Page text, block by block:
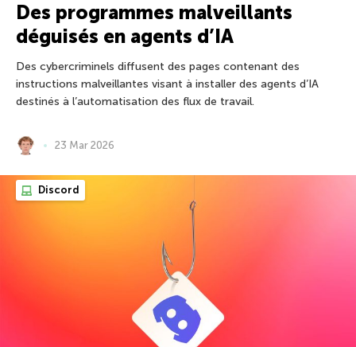
Des programmes malveillants
déguisés en agents d’IA
Des cybercriminels diffusent des pages contenant des
instructions malveillantes visant à installer des agents d’IA
destinés à l’automatisation des flux de travail.
23 Mar 2026
Discord